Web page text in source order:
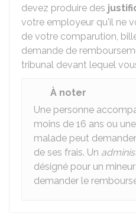
devez produire des
votre employeur qu'il ne
de votre comparution,
demande de
tribunal devant lequel
À noter
Une personne
moins de 16 ans ou
malade peut
de ses frais. Un
désigné pour un
demander le